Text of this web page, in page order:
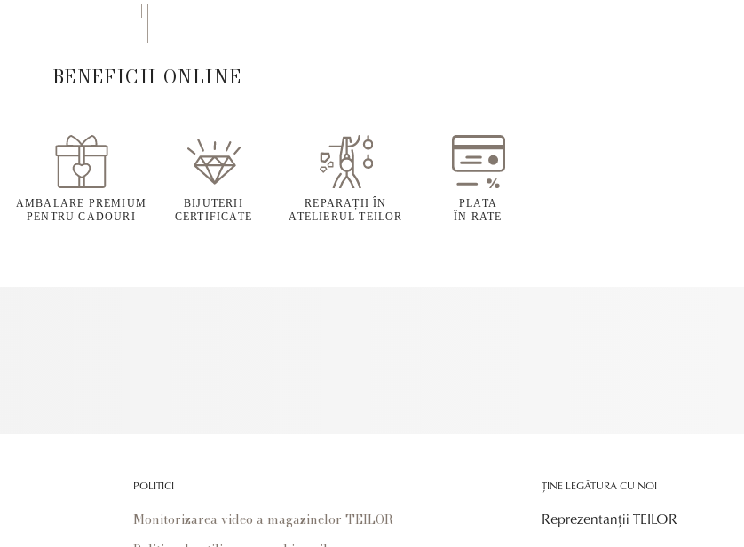
BENEFICII ONLINE
AMBALARE PREMIUM
PENTRU CADOURI
BIJUTERII
CERTIFICATE
REPARAȚII ÎN
ATELIERUL TEILOR
PLATA
ÎN RATE
POLITICI
Monitorizarea video a magazinelor TEILOR
ȚINE LEGĂTURA CU NOI
Reprezentanții TEILOR